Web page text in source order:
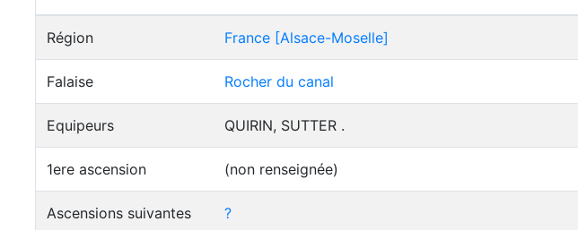
Région France [Alsace-Moselle]
Falaise Rocher du canal
Equipeurs QUIRIN, SUTTER .
1ere ascension (non renseignée)
Ascensions suivantes ?